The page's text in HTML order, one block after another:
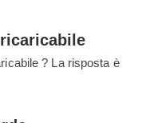
? La risposta è